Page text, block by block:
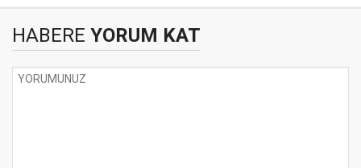
HABERE YORUM KAT